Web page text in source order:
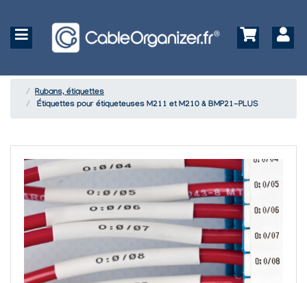
Rubans, étiquettes
Étiquettes pour étiqueteuses M211 et M210 & BMP21-PLUS